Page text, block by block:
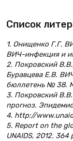
Список
1. Онищенко Г.Г.
ВИЧ-инфекция и
2. Покровский
Буравцева Е.В.
бюллетень № 38.
3. Покровский
прогноз.
4. http://
5. Report on the
UNAIDS, 2012. 364